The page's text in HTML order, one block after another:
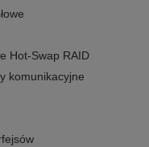
Hot-Swap RAID
komunikacyjne